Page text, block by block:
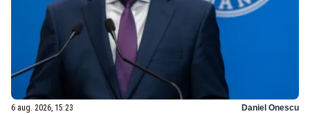
6 aug. 2026, 15:23 Daniel Onescu